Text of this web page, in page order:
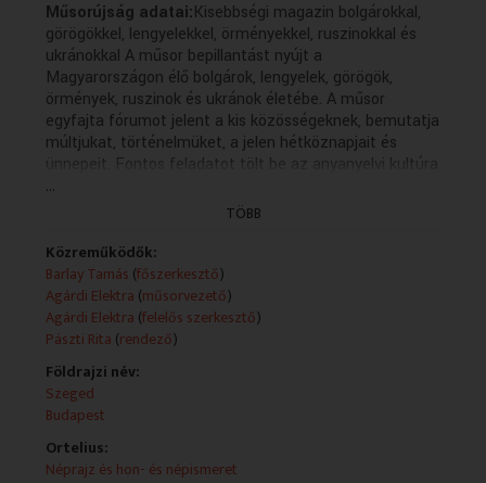
Műsorújság adatai:Kisebbségi magazin bolgárokkal,
görögökkel, lengyelekkel, örményekkel, ruszinokkal és
ukránokkal A műsor bepillantást nyújt a
Magyarországon élő bolgárok, lengyelek, görögök,
örmények, ruszinok és ukránok életébe. A műsor
egyfajta fórumot jelent a kis közösségeknek, bemutatja
múltjukat, történelmüket, a jelen hétköznapjait és
ünnepeit. Fontos feladatot tölt be az anyanyelvi kultúra
ápolásában, hiszen a forgatott anyagok többsége az
adott kisebbség nyelvén készül magyar feliratozással. A
bolgárok, lengyelek, görögök, örmények, ruszinok és
ukránok életébe. Alkotók: Pászti Rita - rendező Ducki
Witek - szerkesztő Agárdi Elektra - szerkesztő Eranyak
Oganova - szerkesztő Kjoszeva Szvetla - szerkesztő
Stefuca Viktória - szerkesztő Pádár Márta - felelős
Fő leírás:
- III. Nemzetközi Hárfaverseny Szegeden, a zsűri és a
Dabek volt.
...
TÖBB
Közreműködők:
Barlay Tamás (főszerkesztő)
Agárdi Elektra (műsorvezető)
Agárdi Elektra (felelős szerkesztő)
Pászti Rita (rendező)
Földrajzi név:
Szeged
Budapest
Ortelius:
Néprajz és hon- és népismeret